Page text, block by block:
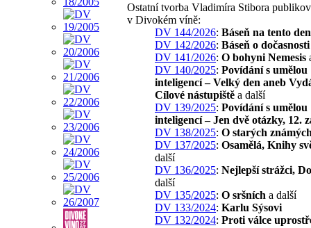
Ostatní tvorba Vladimíra Stibora
v Divokém víně:
DV 144/2026: Báseň na tento den
DV 142/2026: Báseň o dočasnosti
DV 141/2026: O bohyni Nemesis
DV 140/2025: Povídání s umělou
inteligencí – Velký den aneb
Cílové nástupiště a další
DV 139/2025: Povídání s umělou
inteligencí – Jen dvě otázky, 12.
DV 138/2025: O starých
DV 137/2025: Osamělá, Knihy
další
DV 136/2025: Nejlepší strážci,
další
DV 135/2025: O sršních a další
DV 133/2024: Karlu Sýsovi
DV 132/2024: Proti válce